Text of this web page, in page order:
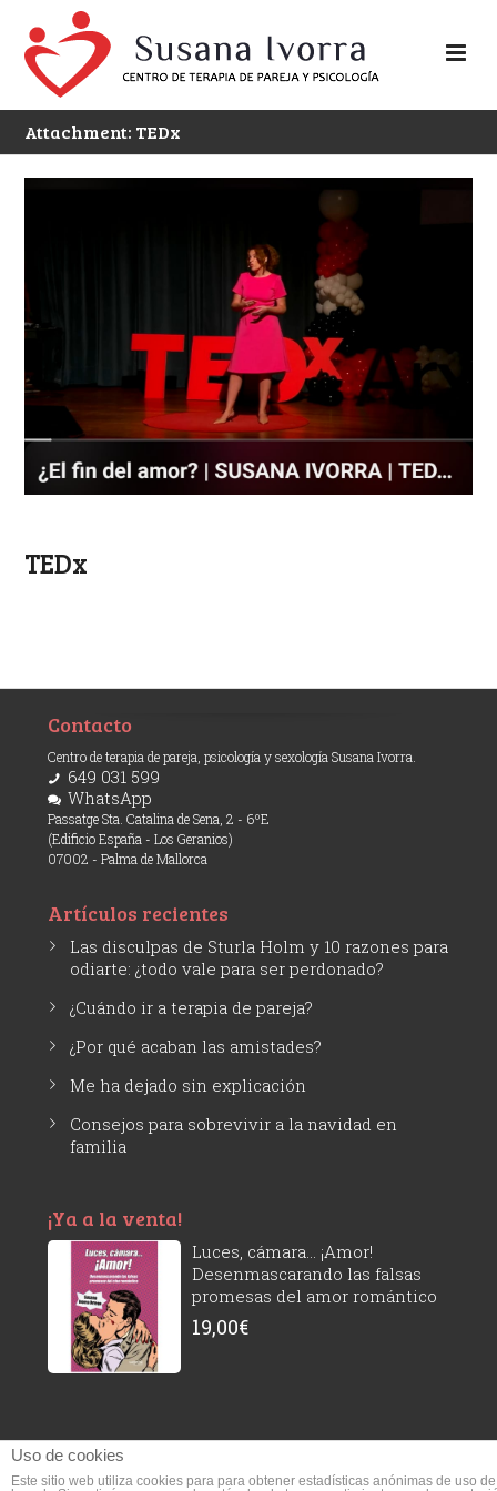
Attachment: TEDx
TEDx
Contacto
Centro de terapia de pareja, psicología y sexología Susana Ivorra.
649 031 599
WhatsApp
Passatge Sta. Catalina de Sena, 2 - 6ºE
(Edificio España - Los Geranios)
07002 - Palma de Mallorca
Artículos recientes
Las disculpas de Sturla Holm y 10 razones para
odiarte: ¿todo vale para ser perdonado?
¿Cuándo ir a terapia de pareja?
¿Por qué acaban las amistades?
Me ha dejado sin explicación
Consejos para sobrevivir a la navidad en
familia
¡Ya a la venta!
Luces, cámara... ¡Amor!
Desenmascarando las falsas
promesas del amor romántico
19,00€
Susana Ivorra © 2026 - Todos los derechos reservados.- Aviso legal y
Uso de cookies
Este sitio web utiliza cookies para para obtener estadísticas anónimas de uso de